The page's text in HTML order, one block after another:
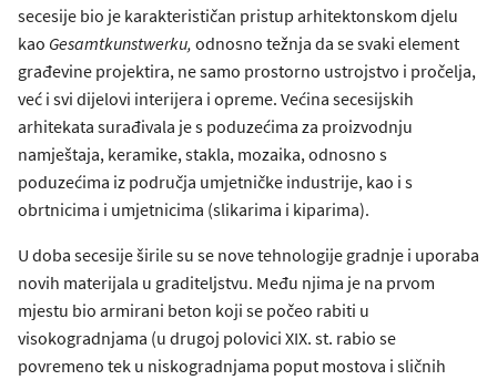
secesije bio je karakterističan pristup arhitektonskom djelu
kao Gesamtkunstwerku, odnosno težnja da se svaki element
građevine projektira, ne samo prostorno ustrojstvo i pročelja,
već i svi dijelovi interijera i opreme. Većina secesijskih
arhitekata surađivala je s poduzećima za proizvodnju
namještaja, keramike, stakla, mozaika, odnosno s
poduzećima iz područja umjetničke industrije, kao i s
obrtnicima i umjetnicima (slikarima i kiparima).
U doba secesije širile su se nove tehnologije gradnje i uporaba
novih materijala u graditeljstvu. Među njima je na prvom
mjestu bio armirani beton koji se počeo rabiti u
visokogradnjama (u drugoj polovici XIX. st. rabio se
povremeno tek u niskogradnjama poput mostova i sličnih